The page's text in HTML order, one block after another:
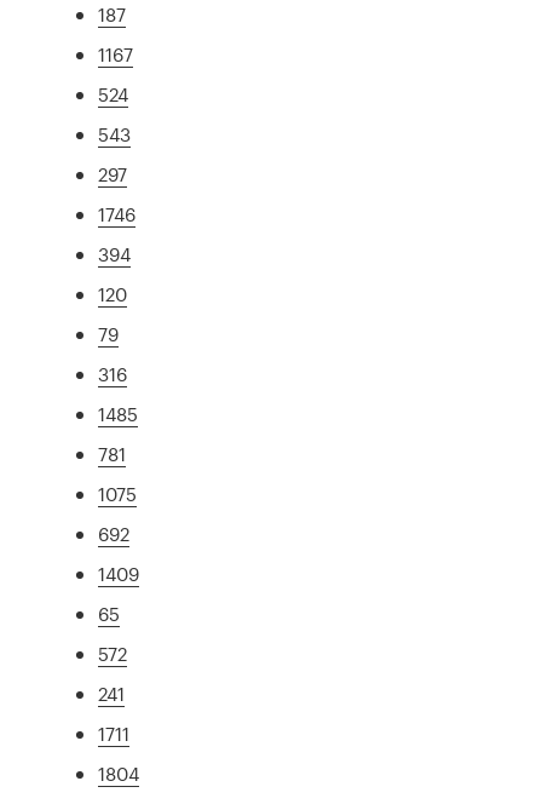
187
1167
524
543
297
1746
394
120
79
316
1485
781
1075
692
1409
65
572
241
1711
1804